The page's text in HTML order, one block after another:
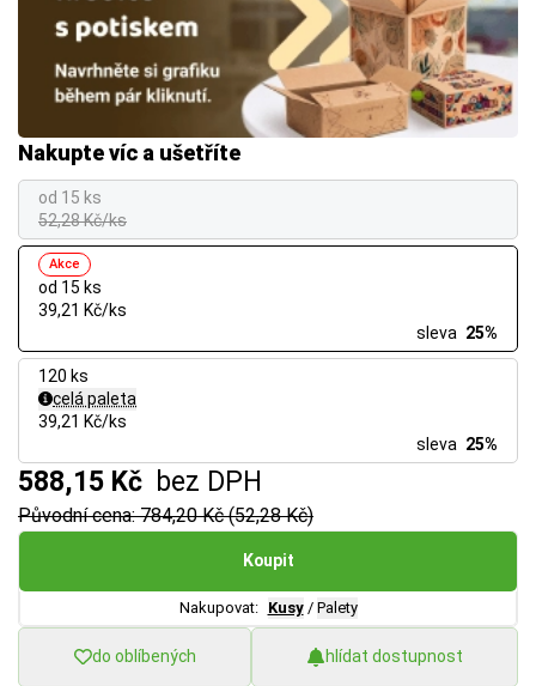
Nakupte víc a ušetříte
od 15 ks
52,28 Kč/ks
od 15 ks
Akce
39,21 Kč/ks
sleva 25%
120 ks
celá paleta
39,21 Kč/ks
sleva 25%
588,15 Kč bez DPH
Původní cena: 784,20 Kč (52,28 Kč)
Koupit
Nakupovat: Kusy / Palety
do oblíbených hlídat dostupnost